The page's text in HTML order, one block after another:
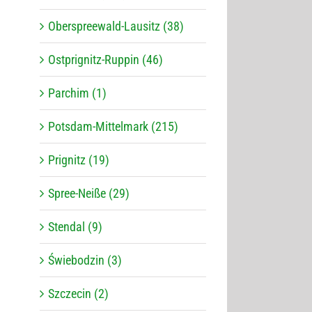
Oberspreewald-Lausitz (38)
Ostprignitz-Ruppin (46)
Parchim (1)
Potsdam-Mittelmark (215)
Prignitz (19)
Spree-Neiße (29)
Stendal (9)
Świebodzin (3)
Szczecin (2)